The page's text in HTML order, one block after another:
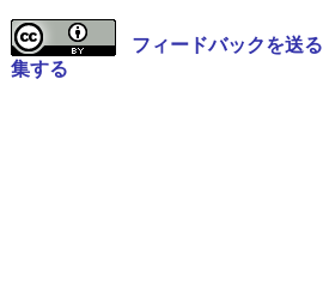
フィードバックを送る
集する